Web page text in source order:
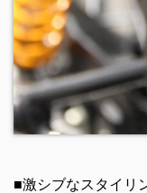
■激シブなスタイリ